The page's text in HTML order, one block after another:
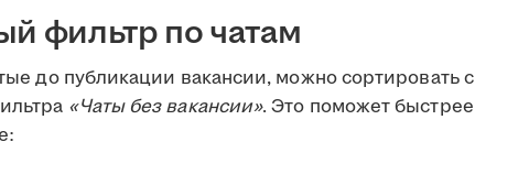
фильтр по чатам
до публикации вакансии, можно сортировать с
«Чаты без вакансии». Это поможет быстрее